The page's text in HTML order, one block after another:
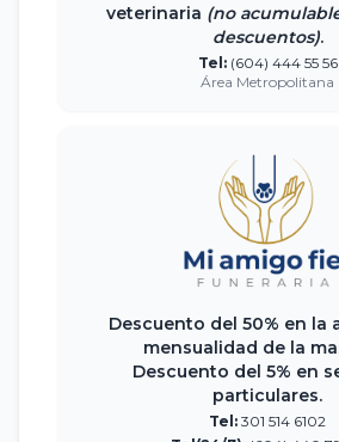
veterinaria (no
descuentos).
Tel:(604) 444 55 56
Área Metropolitana
Descuento del 50% en la
mensualidad de la
Descuento del 5% en
particulares.
Tel: 301 514 6102